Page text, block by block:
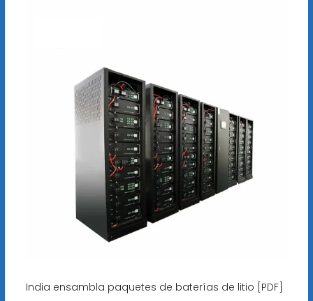
India ensambla paquetes de baterías de litio [PDF]